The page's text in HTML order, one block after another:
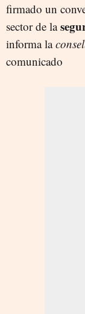
firmado un
sector de la
informa la
comunicado